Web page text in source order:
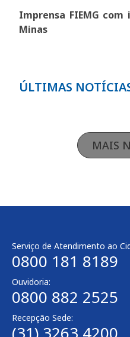
Imprensa FIEMG
Minas
ÚLTIMAS
MAIS
Serviço de Atendimento ao
0800 181 8189
Ouvidoria:
0800 882 2525
Recepção Sede: